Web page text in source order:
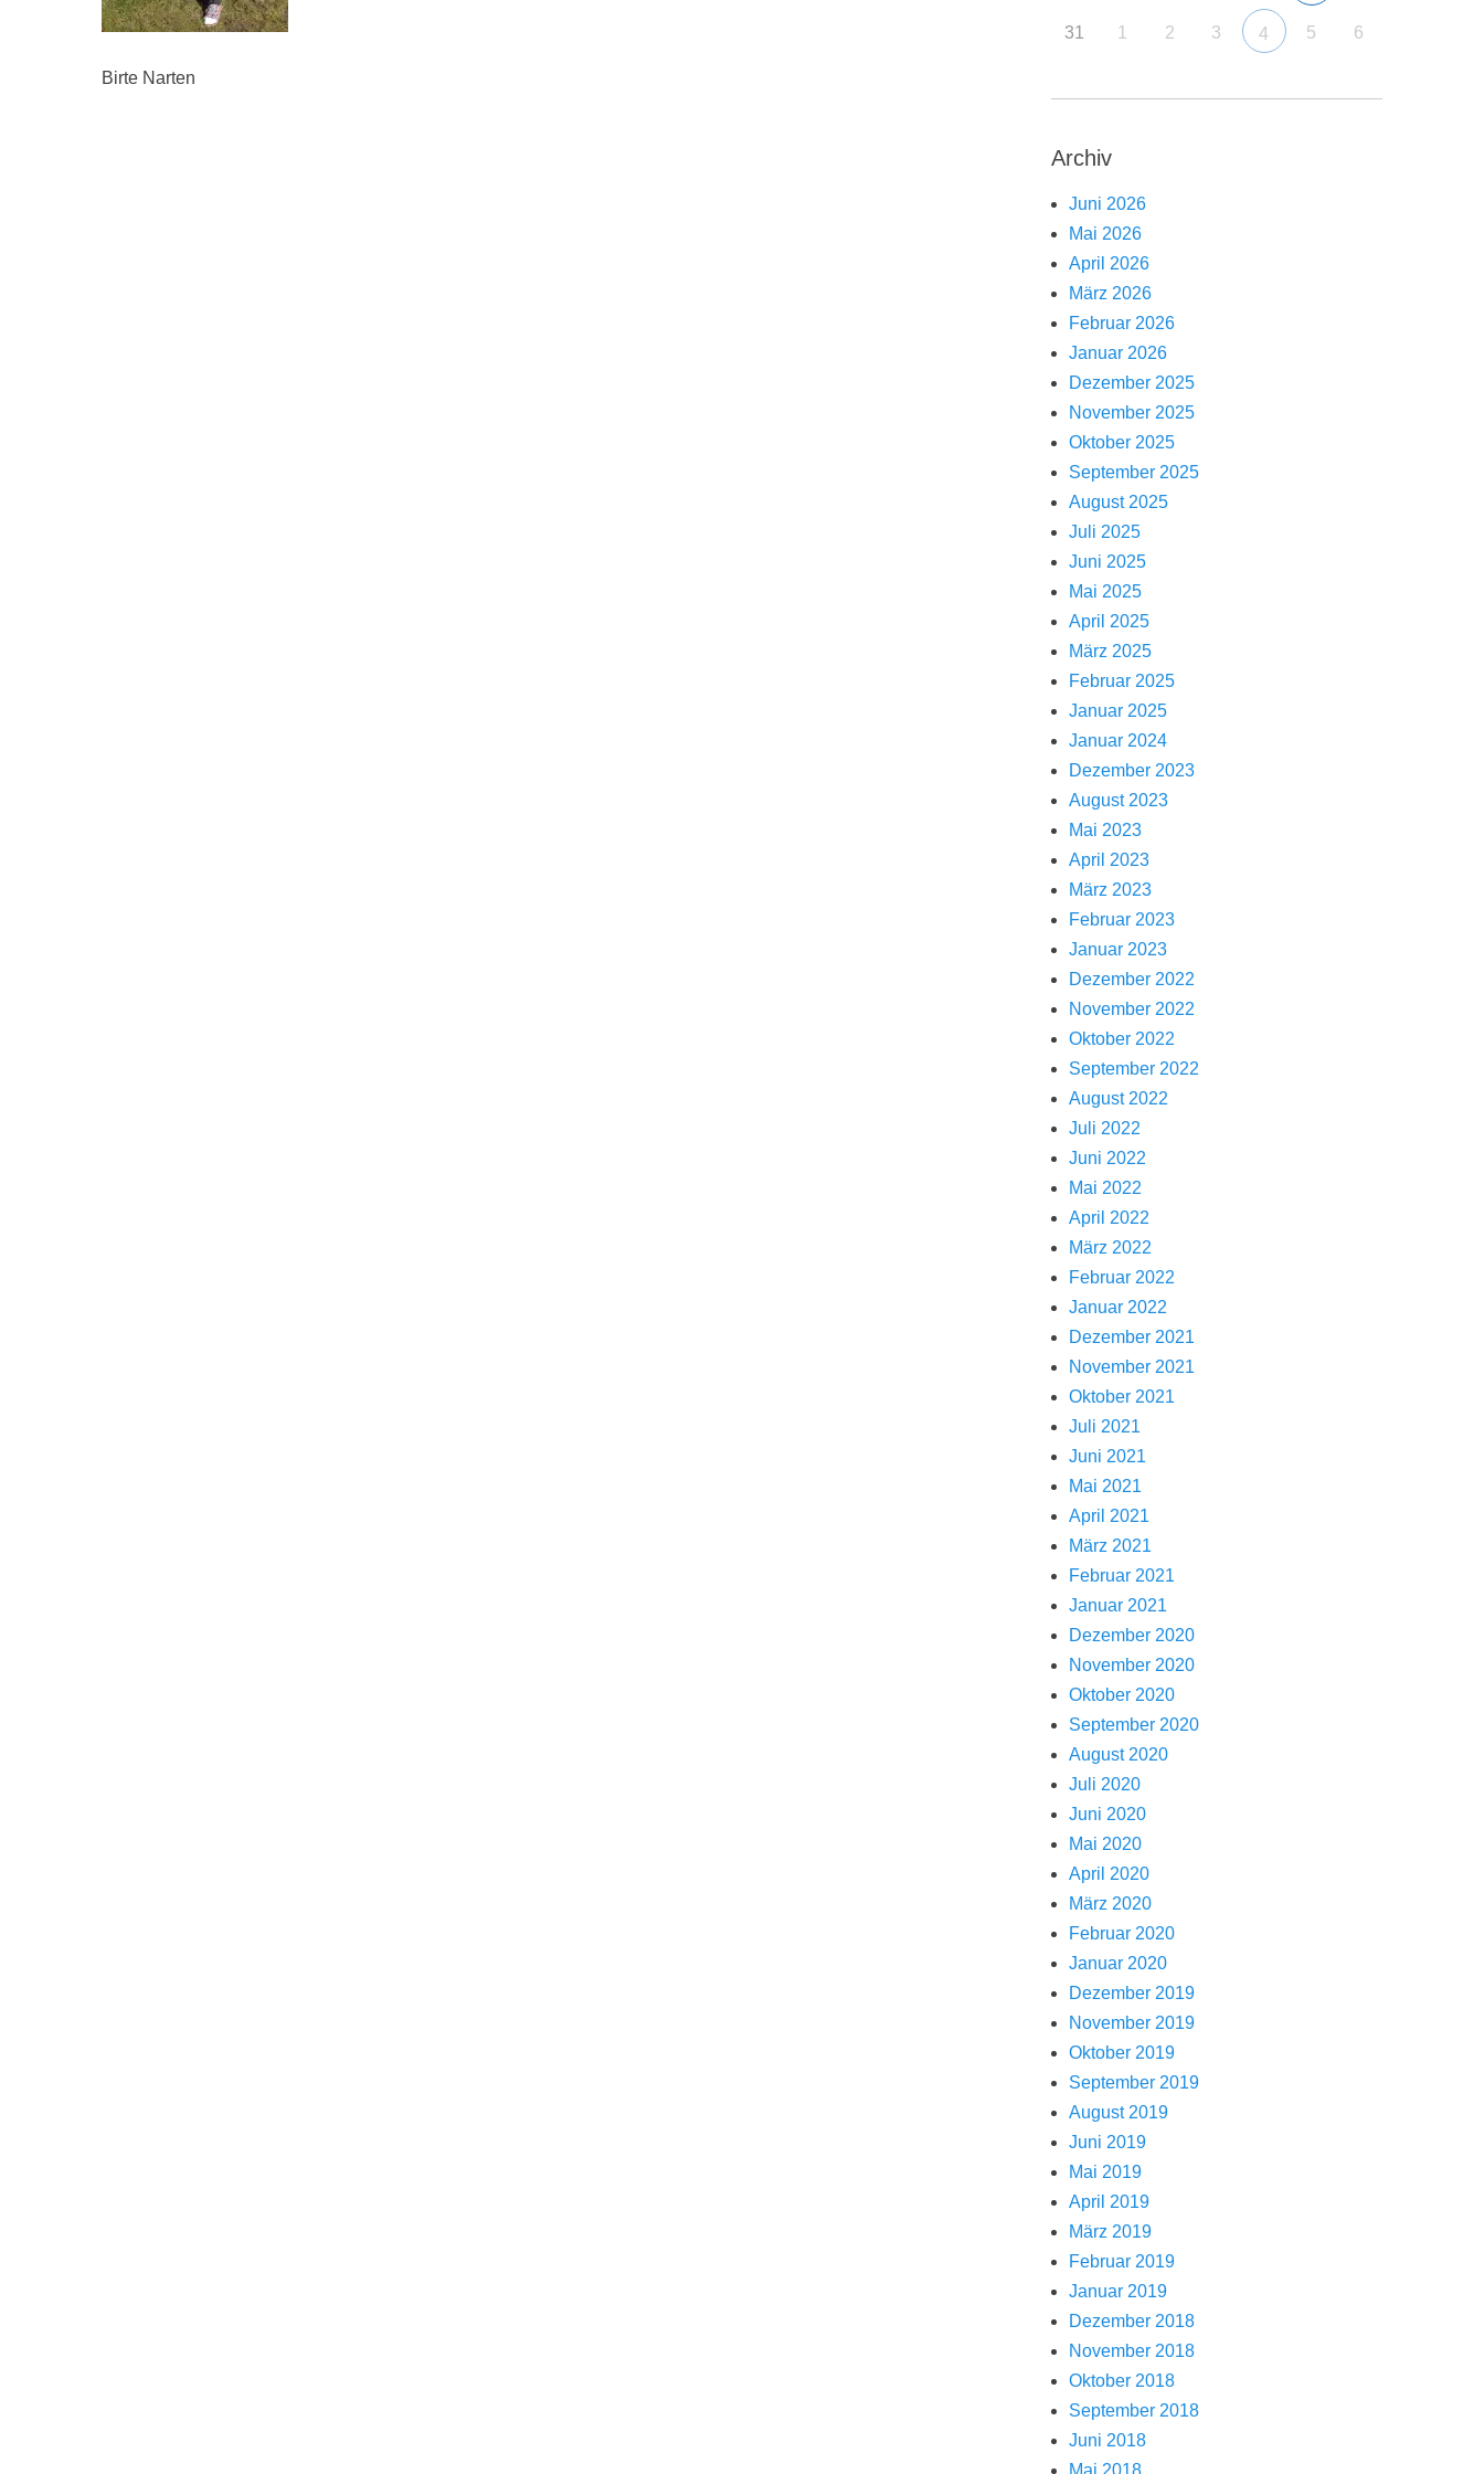
Birte Narten
31 1 2 3 4 5 6
Archiv
Juni 2026
Mai 2026
April 2026
März 2026
Februar 2026
Januar 2026
Dezember 2025
November 2025
Oktober 2025
September 2025
August 2025
Juli 2025
Juni 2025
Mai 2025
April 2025
März 2025
Februar 2025
Januar 2025
Januar 2024
Dezember 2023
August 2023
Mai 2023
April 2023
März 2023
Februar 2023
Januar 2023
Dezember 2022
November 2022
Oktober 2022
September 2022
August 2022
Juli 2022
Juni 2022
Mai 2022
April 2022
März 2022
Februar 2022
Januar 2022
Dezember 2021
November 2021
Oktober 2021
Juli 2021
Juni 2021
Mai 2021
April 2021
März 2021
Februar 2021
Januar 2021
Dezember 2020
November 2020
Oktober 2020
September 2020
August 2020
Juli 2020
Juni 2020
Mai 2020
April 2020
März 2020
Februar 2020
Januar 2020
Dezember 2019
November 2019
Oktober 2019
September 2019
August 2019
Juni 2019
Mai 2019
April 2019
März 2019
Februar 2019
Januar 2019
Dezember 2018
November 2018
Oktober 2018
September 2018
Juni 2018